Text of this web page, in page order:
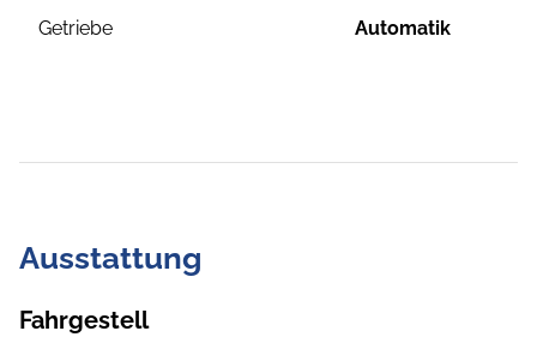
Getriebe Automatik
Ausstattung
Fahrgestell